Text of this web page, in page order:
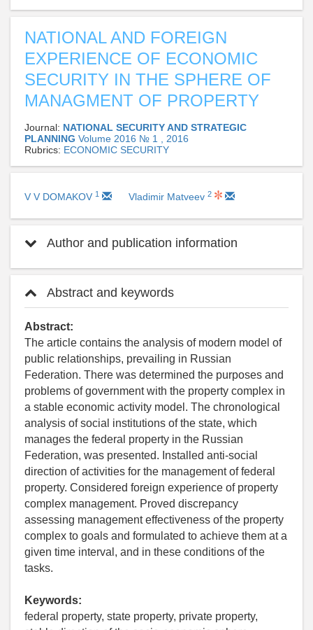
NATIONAL AND FOREIGN
EXPERIENCE OF ECONOMIC
SECURITY IN THE SPHERE OF
MANAGMENT OF PROPERTY
Journal: NATIONAL SECURITY AND STRATEGIC
PLANNING Volume 2016 № 1 , 2016
Rubrics: ECONOMIC SECURITY
V V DOMAKOV 1 Vladimir Matveev 2
Author and publication information
Abstract and keywords
Abstract:
The article contains the analysis of modern model of
public relationships, prevailing in Russian
Federation. There was determined the purposes and
problems of government with the property complex in
a stable economic activity model. The chronological
analysis of social institutions of the state, which
manages the federal property in the Russian
Federation, was presented. Installed anti-social
direction of activities for the management of federal
property. Considered foreign experience of property
complex management. Proved discrepancy
assessing management effectiveness of the property
complex to goals and formulated to achieve them at a
given time interval, and in these conditions of the
tasks.
Keywords:
federal property, state property, private property,